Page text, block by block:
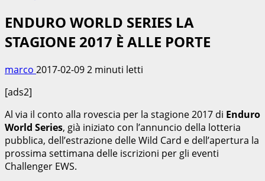
ENDURO WORLD SERIES LA
STAGIONE 2017 È ALLE PORTE
marco 2017-02-092 minuti letti
[ads2]
Al via il conto alla rovescia per la stagione 2017 di Enduro
World Series, già iniziato con l’annuncio della lotteria
pubblica, dell’estrazione delle Wild Card e dell’apertura la
prossima settimana delle iscrizioni per gli eventi
Challenger EWS.